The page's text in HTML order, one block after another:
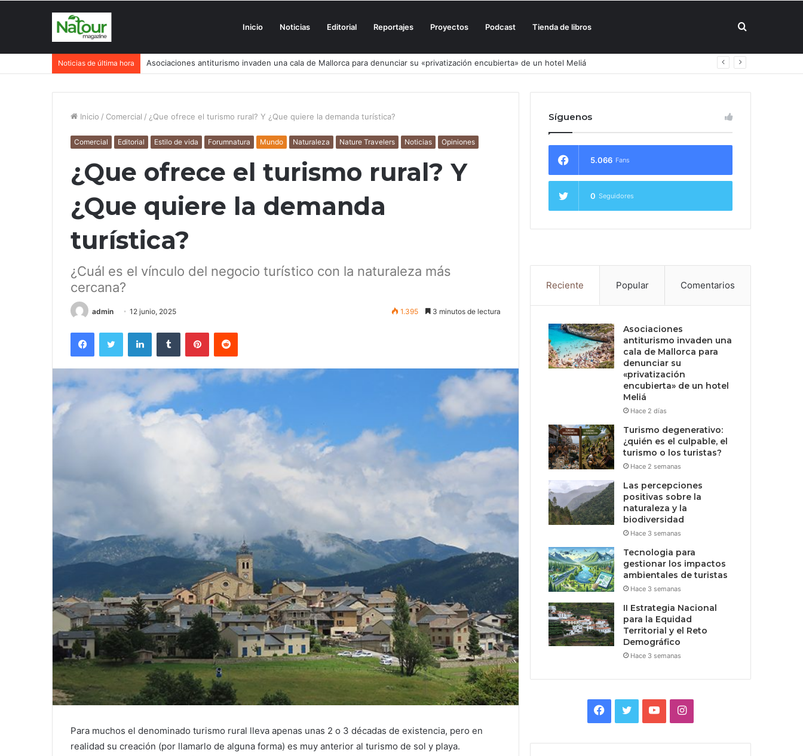
Inicio Noticias Editorial Reportajes Proyectos Podcast Tienda de libros Buscar
Noticias de última hora Asociaciones antiturismo invaden una cala de Mallorca para denunciar su «privatización encubierta» de un hotel Meliá
Inicio / Comercial / ¿Que ofrece el turismo rural? Y ¿Que quiere la demanda turística?
Comercial Editorial Estilo de vida Forumnatura Mundo Naturaleza Nature Travelers Noticias Opiniones
¿Que ofrece el turismo rural? Y
¿Que quiere la demanda
turística?
¿Cuál es el vínculo del negocio turístico con la naturaleza más
cercana?
admin 12 junio, 2025 1.395 3 minutos de lectura
FacebookTwitter LinkedInTumblr PinterestReddit
Para muchos el denominado turismo rural lleva apenas unas 2 o 3 décadas de existencia, pero en
realidad su creación (por llamarlo de alguna forma) es muy anterior al turismo de sol y playa.
Síguenos
5.066 Fans
0 Seguidores
Reciente Popular Comentarios
Asociaciones
antiturismo invaden una
cala de Mallorca para
denunciar su
«privatización
encubierta» de un hotel
Meliá
Hace 2 días
Turismo degenerativo:
¿quién es el culpable, el
turismo o los turistas?
Hace 2 semanas
Las percepciones
positivas sobre la
naturaleza y la
biodiversidad
Hace 3 semanas
Tecnologia para
gestionar los impactos
ambientales de turistas
Hace 3 semanas
II Estrategia Nacional
para la Equidad
Territorial y el Reto
Demográfico
Hace 3 semanas
Facebook
TwitterYouTubeInstagram